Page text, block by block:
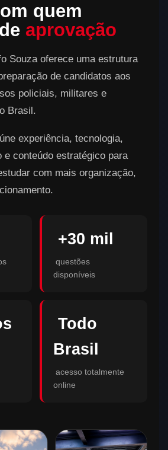
quem
aprovação
Souza oferece uma estrutura
de candidatos aos
policiais, militares e
Brasil.
experiência, tecnologia,
e conteúdo estratégico para
com mais organização,
+30 mil
questões
disponíveis
Todo
Brasil
acesso totalmente
online